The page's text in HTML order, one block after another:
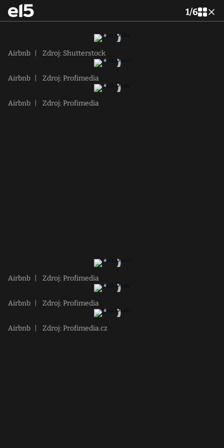
1/6
Airbnb Zdroj: Shutterstock
Airbnb Zdroj: Profimedia
Airbnb Zdroj: Profimedia
Airbnb Zdroj: Profimedia
Airbnb Zdroj: Profimedia
Airbnb Zdroj: Profimedia.cz